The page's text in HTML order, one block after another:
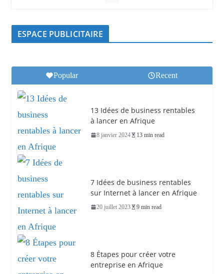
ESPACE PUBLICITAIRE
Popular Recent
13 Idées de business rentables
à lancer en Afrique
8 janvier 2024 13 min read
7 Idées de business rentables
sur Internet à lancer en Afrique
20 juillet 2023 9 min read
8 Étapes pour créer votre
entreprise en Afrique